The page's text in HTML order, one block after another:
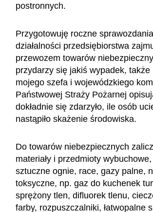
postronnych.
Przygotowuję roczne
działalności przedsiębiorstwa
przewozem towarów
przydarzy się jakiś wypadek, także
mojego szefa i wojewódzkiego
Państwowej Straży Pożarnej
dokładnie się zdarzyło, ile osób
nastąpiło skażenie środowiska.
Do towarów niebezpiecznych
materiały i przedmioty
sztuczne ognie, race, gazy palne,
toksyczne, np. gaz do kuchenek
sprężony tlen, difluorek tlenu,
farby, rozpuszczalniki, łatwopalne